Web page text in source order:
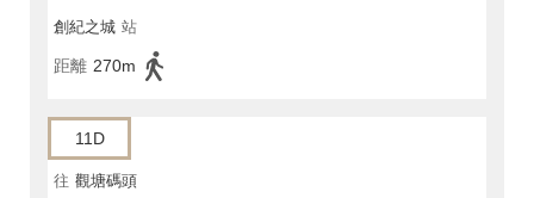
創紀之城 站
距離 270m
11D
往 觀塘碼頭